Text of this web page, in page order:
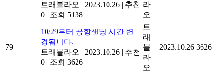
트래블라오 | 2023.10.26 | 추천
0 | 조회 5138
라
오
79
10/29부터 공항샌딩 시간 변
경됩니다.
트래블라오 | 2023.10.26 | 추천
0 | 조회 3626
트
래
블
라
오
2023.10.26 3626